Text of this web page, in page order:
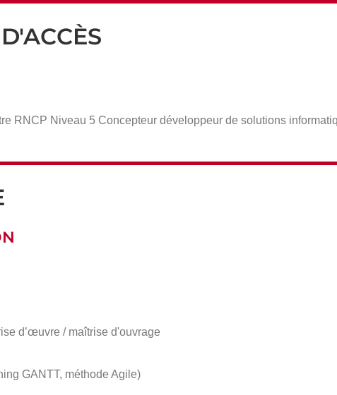
RNCP Niveau 5 Concepteur développeur de solutions
d’œuvre / maîtrise d'ouvrage
GANTT, méthode Agile)